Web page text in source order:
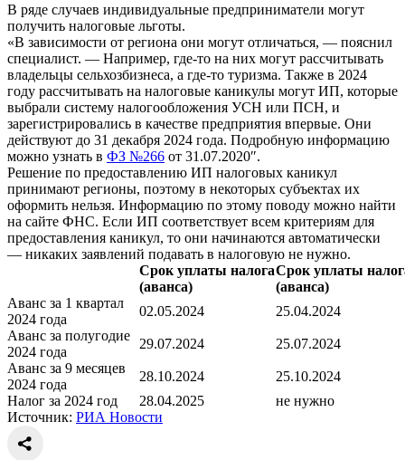
В ряде случаев индивидуальные предприниматели могут
получить налоговые льготы.
«В зависимости от региона они могут отличаться, — пояснил
специалист. — Например, где-то на них могут рассчитывать
владельцы сельхозбизнеса, а где-то туризма. Также в 2024
году рассчитывать на налоговые каникулы могут ИП, которые
выбрали систему налогообложения УСН или ПСН, и
зарегистрировались в качестве предприятия впервые. Они
действуют до 31 декабря 2024 года. Подробную информацию
можно узнать в ФЗ №266 от 31.07.2020″.
Решение по предоставлению ИП налоговых каникул
принимают регионы, поэтому в некоторых субъектах их
оформить нельзя. Информацию по этому поводу можно найти
на сайте ФНС. Если ИП соответствует всем критериям для
предоставления каникул, то они начинаются автоматически
— никаких заявлений подавать в налоговую не нужно.
Срок уплаты налога
(аванса)
Срок уплаты
(аванса)
Аванс за 1 квартал
2024 года
02.05.2024
25.04.2024
Аванс за полугодие
2024 года
29.07.2024
25.07.2024
Аванс за 9 месяцев
2024 года
28.10.2024
25.10.2024
Налог за 2024 год
28.04.2025
не нужно
Источник: РИА Новости